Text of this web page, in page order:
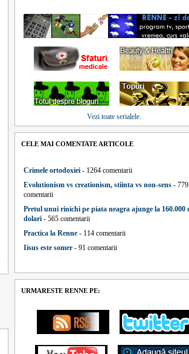
Vezi toate serialele.
CELE MAI COMENTATE ARTICOLE
Crimele ortodoxiei - 1264 comentarii
Evolutionism vs creationism, stiinta vs non-sens - 779
comentarii
Pretul unui rinichi pe piata neagra ajunge la 160.000
dolari - 565 comentarii
Practica la Renne - 114 comentarii
Iisus este somer - 91 comentarii
URMARESTE RENNE PE: